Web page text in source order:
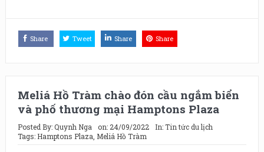
Share Tweet Share Share
Meliá Hồ Tràm chào đón cầu ngắm biển
và phố thương mại Hamptons Plaza
Posted By:Quynh Nga on: 24/09/2022 In:Tin tức du lịch
Tags: Hamptons Plaza Meliá Hồ Tràm